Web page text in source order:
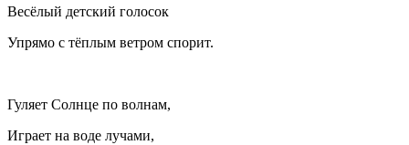
Весёлый детский голосок
Упрямо с тёплым ветром спорит.
Гуляет Солнце по волнам,
Играет на воде лучами,